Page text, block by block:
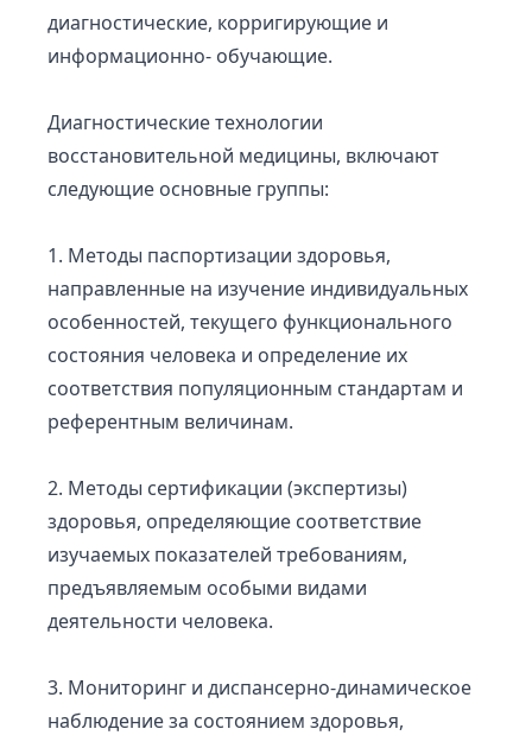
диагностические, корригирующие и
информационно- обучающие.
Диагностические технологии
восстановительной медицины, включают
следующие основные группы:
1. Методы паспортизации здоровья,
направленные на изучение индивидуальных
особенностей, текущего функционального
состояния человека и определение их
соответствия популяционным стандартам и
референтным величинам.
2. Методы сертификации (экспертизы)
здоровья, определяющие соответствие
изучаемых показателей требованиям,
предъявляемым особыми видами
деятельности человека.
3. Мониторинг и диспансерно-динамическое
наблюдение за состоянием здоровья,